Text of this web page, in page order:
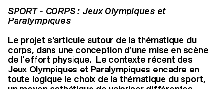
SPORT - CORPS : Jeux Olympiques et
Paralympiques
Le projet s'articule autour de la thématique du
corps, dans une conception d’une mise en scène
de l’effort physique. Le contexte récent des
Jeux Olympiques et Paralympiques encadre en
toute logique le choix de la thématique du sport,